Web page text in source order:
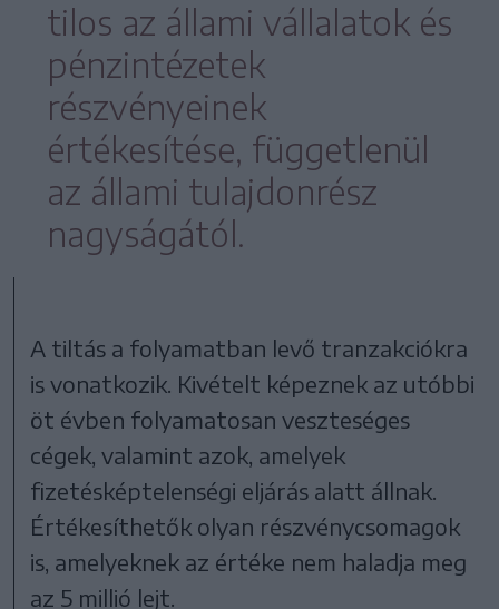
tilos az állami vállalatok és
pénzintézetek
részvényeinek
értékesítése, függetlenül
az állami tulajdonrész
nagyságától.
A tiltás a folyamatban levő tranzakciókra
is vonatkozik. Kivételt képeznek az utóbbi
öt évben folyamatosan veszteséges
cégek, valamint azok, amelyek
fizetésképtelenségi eljárás alatt állnak.
Értékesíthetők olyan részvénycsomagok
is, amelyeknek az értéke nem haladja meg
az 5 millió lejt.